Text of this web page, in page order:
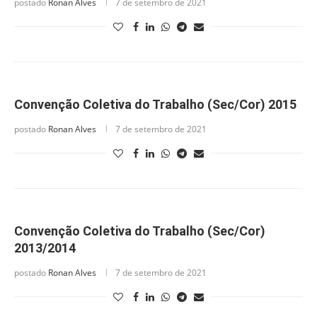
postado Ronan Alves 7 de setembro de 2021
Convenção Coletiva do Trabalho (Sec/Cor) 2015
postado Ronan Alves 7 de setembro de 2021
Convenção Coletiva do Trabalho (Sec/Cor)
2013/2014
postado Ronan Alves 7 de setembro de 2021